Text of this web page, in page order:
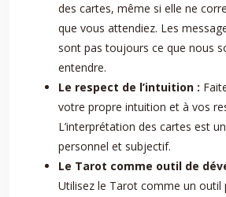
des cartes, même si elle ne
que vous attendiez. Les
sont pas toujours ce que nous
entendre.
Le respect de l’intuition :
votre propre intuition et à vos
L’interprétation des cartes est
personnel et subjectif.
Le Tarot comme outil de
Utilisez le Tarot comme un outil